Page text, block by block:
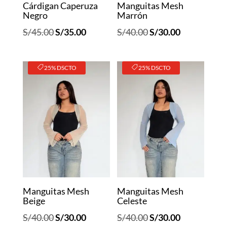
Cárdigan Caperuza
Negro
S/45.00El
original
era:
S/45.00.
S/35.00El
actual
es:
Manguitas Mesh
Marrón
S/40.00El
original
era:
S/40.00.
S/30.00El
actual
25% DSCTO
Manguitas Mesh
Beige
S/40.00El
S/30.00El
25% DSCTO
Manguitas Mesh
Celeste
S/40.00El
S/30.00El